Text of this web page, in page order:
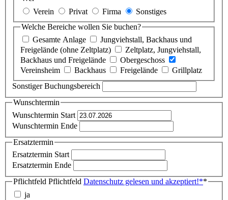
Verein
Privat Firma
Sonstiges
Welche Bereiche wollen Sie buchen?
Gesamte Anlage
Jungviehstall, Backhaus und
Freigelände (ohne Zeltplatz)
Zeltplatz, Jungviehstall,
Backhaus und Freigelände
Obergeschoss
Vereinsheim
Backhaus Freigelände
Grillplatz
Sonstiger Buchungsbereich
Wunschtermin
Wunschtermin Start
Wunschtermin Ende
Ersatztermin
Ersatztermin Start
Ersatztermin Ende
Pflichtfeld Pflichtfeld Datenschutz gelesen und akzeptiert!**
ja